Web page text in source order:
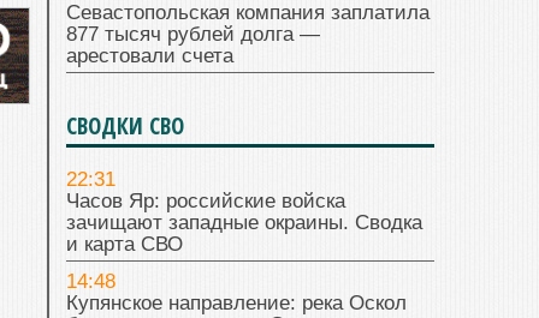
Севастопольская компания заплатила
877 тысяч рублей долга —
арестовали счета
СВОДКИ СВО
22:31
Часов Яр: российские войска
зачищают западные окраины. Сводка
и карта СВО
14:48
Купянское направление: река Оскол